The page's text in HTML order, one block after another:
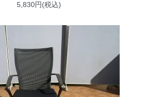
5,830円(税込)